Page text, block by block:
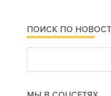
ПОИСК ПО